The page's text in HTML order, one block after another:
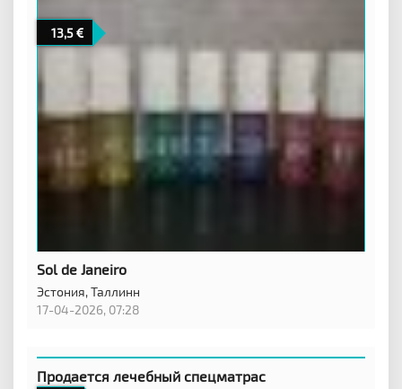
13,5
Sol de Janeiro
Эстония,Таллинн
17-04-2026, 07:28
Продается лечебный спецматрас